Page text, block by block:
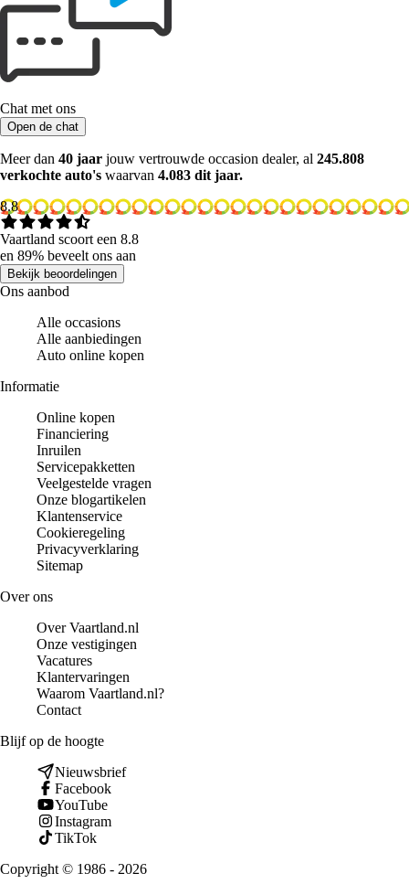
Chat met ons
Open de chat
Meer dan 40 jaar jouw vertrouwde occasion dealer, al 245.808
verkochte auto's waarvan 4.083 dit jaar.
8.8
Vaartland scoort een 8.8
en 89% beveelt ons aan
Bekijk beoordelingen
Ons aanbod
Alle occasions
Alle aanbiedingen
Auto online kopen
Informatie
Online kopen
Financiering
Inruilen
Servicepakketten
Veelgestelde vragen
Onze blogartikelen
Klantenservice
Cookieregeling
Privacyverklaring
Sitemap
Over ons
Over Vaartland.nl
Onze vestigingen
Vacatures
Klantervaringen
Waarom Vaartland.nl?
Contact
Blijf op de hoogte
Nieuwsbrief
Facebook
YouTube
Instagram
TikTok
Copyright © 1986 - 2026